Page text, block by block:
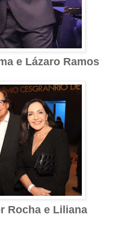
e Lázaro Ramos
e Liliana